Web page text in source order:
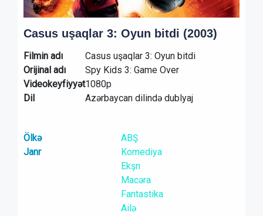
Casus uşaqlar 3: Oyun bitdi (2003)
Filmin adı
Casus uşaqlar 3: Oyun bitdi
Orijinal adı
Spy Kids 3: Game Over
Videokeyfiyyət1080p
Dil
Azərbaycan dilində dublyaj
Ölkə
ABŞ
Janr
Komediya
Ekşn
Macəra
Fantastika
Ailə